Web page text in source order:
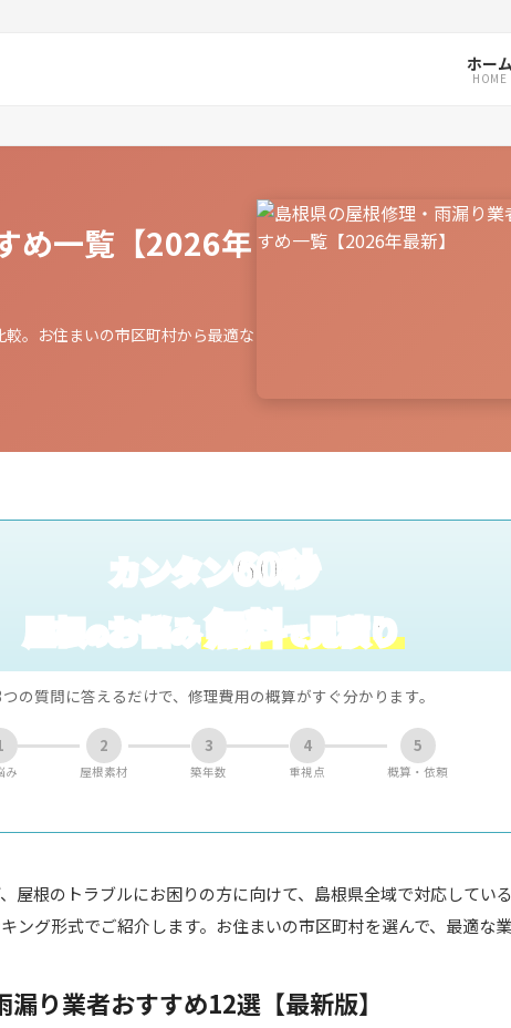
ホー
HOME
め一覧【2026年
。お住まいの市区町村から最適な
カンタン60秒
屋根のお悩み無料で見積り
の質問に答えるだけで、修理費用の概算がすぐ分かります。
み
2
屋根素材
3
築年数
4
重視点
5
概算・依頼
屋根のトラブルにお困りの方に向けて、島根県全域で対応してい
ング形式でご紹介します。お住まいの市区町村を選んで、最適な
り業者おすすめ12選【最新版】